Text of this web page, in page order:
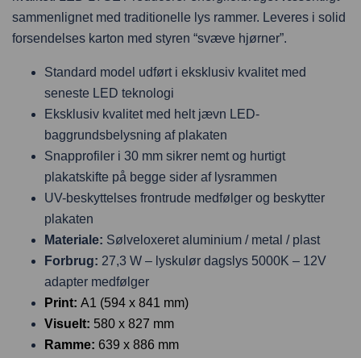
sammenlignet med traditionelle lys rammer. Leveres i solid
forsendelses karton med styren “svæve hjørner”.
Standard model udført i eksklusiv kvalitet med
seneste LED teknologi
Eksklusiv kvalitet med helt jævn LED-
baggrundsbelysning af plakaten
Snapprofiler i 30 mm sikrer nemt og hurtigt
plakatskifte på begge sider af lysrammen
UV-beskyttelses frontrude medfølger og beskytter
plakaten
Materiale: Sølveloxeret aluminium / metal / plast
Forbrug: 27,3 W – lyskulør dagslys 5000K – 12V
adapter medfølger
Print: A1 (594 x 841 mm)
Visuelt: 580 x 827 mm
Ramme: 639 x 886 mm